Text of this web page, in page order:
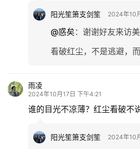
阳光笙箫支剑笙 2024年10
@惑矣： 谢谢好友来访
看破红尘，不是逃避，
雨凌
2024年10月17日 下午4:21
谁的目光不凉薄？红尘看破不
阳光笙箫支剑笙 2024年10